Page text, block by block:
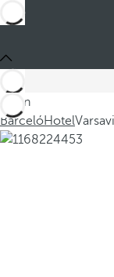
Sei in
BarcelóHotel